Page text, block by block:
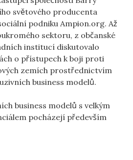
světového producenta
podniku Ampion.org. Až
sektoru, z občanské
institucí diskutovalo
o přístupech k boji proti
zemích prostřednictvím
business modelů.
business modelů s velkým
pocházejí především